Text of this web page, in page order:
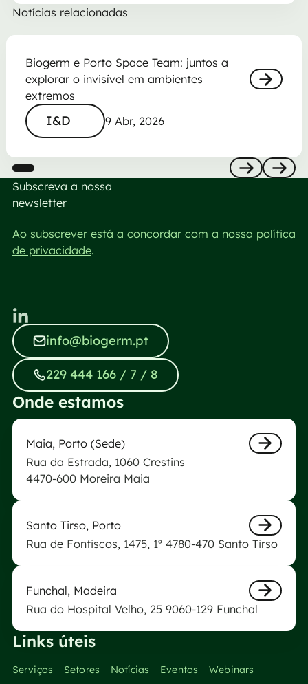
Notícias relacionadas
Biogerm e Porto Space Team: juntos a
explorar o invisível em ambientes
extremos
I&D
I&D 9 Abr, 2026
Biogerm e Porto Space Team: juntos a explorar o
Subscreva a nossa
newsletter
Ao subscrever está a concordar com a nossa política
de privacidade.
info@biogerm.pt
info@biogerm.pt
229 444 166 / 7 / 8
229 444 166 / 7 / 8
Onde estamos
Maia, Porto (Sede)
Rua da Estrada, 1060 Crestins
4470-600 Moreira Maia
Laboratório Biogerm da Maia
Santo Tirso, Porto
Rua de Fontiscos, 1475, 1º 4780-470 Santo Tirso
Laboratório Biogerm de Santo Tirso
Funchal, Madeira
Rua do Hospital Velho, 25 9060-129 Funchal
Laboratório Biogerm do Funchal
Links úteis
Serviços Setores Notícias Eventos Webinars